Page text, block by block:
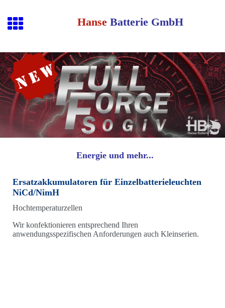
Hanse Batterie GmbH
Energie und mehr...
Ersatzakkumulatoren für Einzelbatterieleuchten
NiCd/NimH
Hochtemperaturzellen
Wir konfektionieren entsprechend Ihren
anwendungsspezifischen Anforderungen auch Kleinserien.